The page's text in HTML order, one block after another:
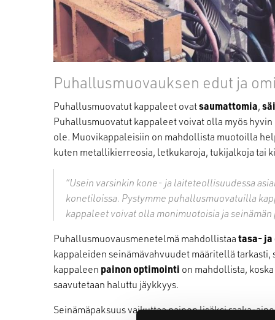
Puhallusmuovauksen edut ja
Puhallusmuovatut kappaleet ovatsaumattomia,
Puhallusmuovatut kappaleet voivat olla myös hyvin
ole. Muovikappaleisiin on mahdollista muotoilla
kuten metallikierreosia, letkukaroja, tukijalkoja tai
“Usein varsinkin kone- ja laiteteollisuudessa
konetiloissa. Pystymme puhallusmuovatuilla
kappaleet voivat olla monimuotoisia ja
Puhallusmuovausmenetelmä mahdollistaatasa- ja
kappaleiden seinämävahvuudet määritellä tarkasti,
kappaleen painon optimointi on mahdollista,
saavutetaan haluttu jäykkyys.
Seinämäpaksuus vaikuttaa painon lisäksi raaka-